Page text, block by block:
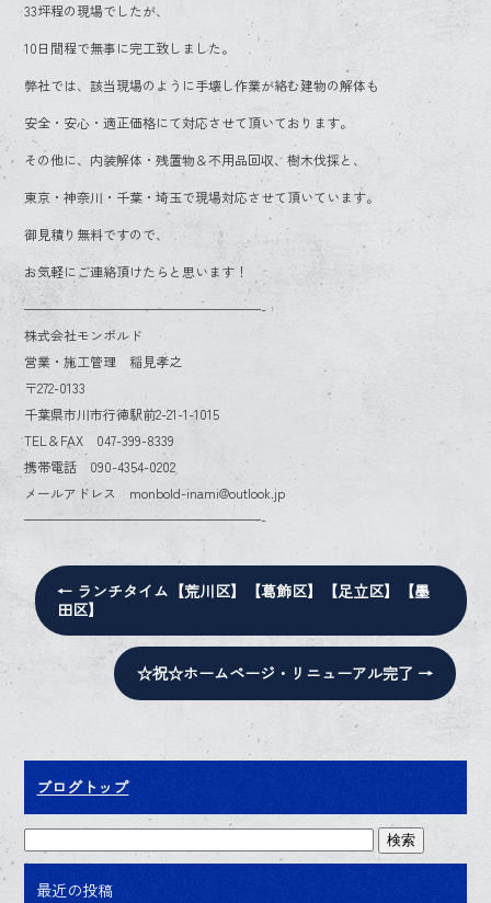
33坪程の現場でしたが、
10日間程で無事に完工致しました。
弊社では、該当現場のように手壊し作業が絡む建物の解体も
安全・安心・適正価格にて対応させて頂いております。
その他に、内装解体・残置物＆不用品回収、樹木伐採と、
東京・神奈川・千葉・埼玉で現場対応させて頂いています。
御見積り無料ですので、
お気軽にご連絡頂けたらと思います！
——————————————————-
株式会社モンボルド
営業・施工管理 稲見孝之
〒272-0133
千葉県市川市行徳駅前2-21-1-1015
TEL＆FAX 047-399-8339
携帯電話 090-4354-0202
メールアドレス monbold-inami@outlook.jp
——————————————————-
← ランチタイム【荒川区】【葛飾区】【足立区】【墨
田区】
☆祝☆ホームページ・リニューアル完了 →
ブログトップ
最近の投稿